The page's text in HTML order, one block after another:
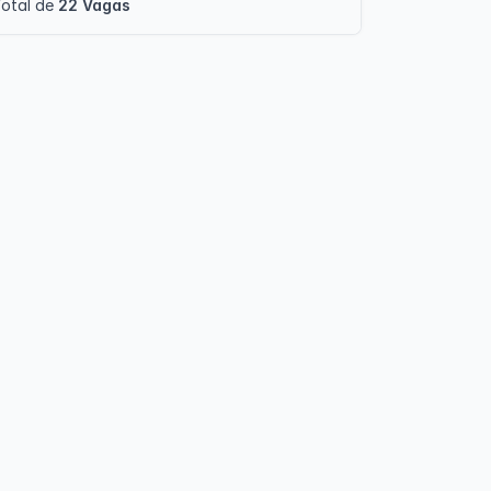
de 22 Vagas